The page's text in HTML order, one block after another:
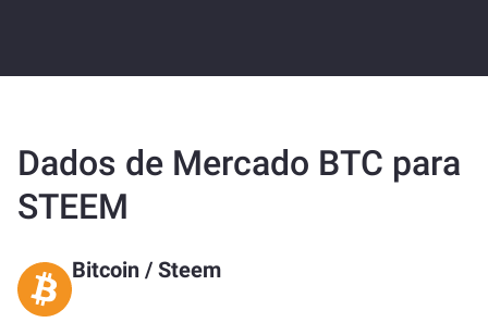
Dados de Mercado BTC para
STEEM
Bitcoin / Steem